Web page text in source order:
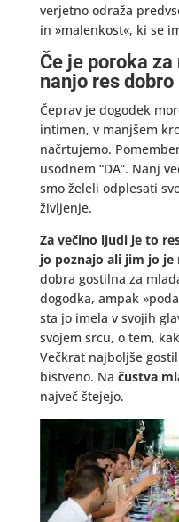
verjetno odraža
in »malenkost«, ki se
Če je poroka
nanjo res
Čeprav je dogodek
intimen, v manjšem
načrtujemo.
usodnem “DA”. Nanj
smo želeli odplesati
življenje.
Za večino ljudi je to
jo poznajo ali jim jo
dobra gostilna za
dogodka, ampak
sta jo imela v svojih
svojem srcu, o tem,
Večkrat najboljše
bistveno. Na čustva
največ štejejo.